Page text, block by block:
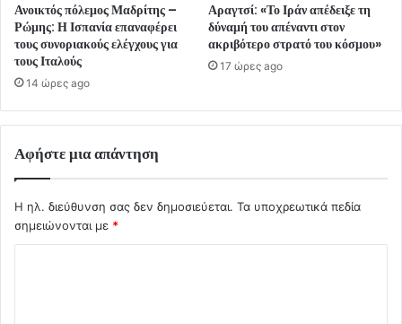
Ανοικτός πόλεμος Μαδρίτης –
Ρώμης: Η Ισπανία επαναφέρει
τους συνοριακούς ελέγχους για
τους Ιταλούς
14 ώρες ago
Αραγτσί: «Το Ιράν απέδειξε τη
δύναμή του απέναντι στον
ακριβότερο στρατό του κόσμου»
17 ώρες ago
Αφήστε μια απάντηση
Η ηλ. διεύθυνση σας δεν δημοσιεύεται. Τα υποχρεωτικά πεδία
σημειώνονται με *